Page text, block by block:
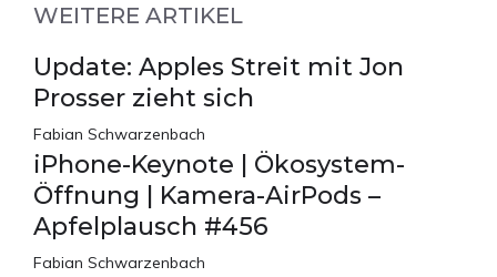
WEITERE ARTIKEL
Update: Apples Streit mit Jon
Prosser zieht sich
Fabian Schwarzenbach
iPhone-Keynote | Ökosystem-
Öffnung | Kamera-AirPods –
Apfelplausch #456
Fabian Schwarzenbach